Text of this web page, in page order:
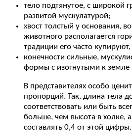
тело подтянутое, с широкой
развитой мускулатурой;
хвост толстый у основания,
животного располагается
традиции его часто
конечности сильные,
формы с изогнутыми к земле
В представителях особо
пропорций. Так, длина тела
соответствовать или быть
больше, чем высота в холке,
составлять 0,4 от этой цифры.